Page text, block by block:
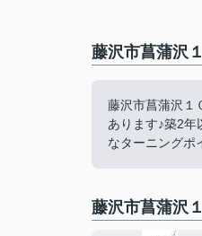
藤沢市菖蒲沢
藤沢市菖蒲沢１
あります♪築2年
なターニングポ
藤沢市菖蒲沢